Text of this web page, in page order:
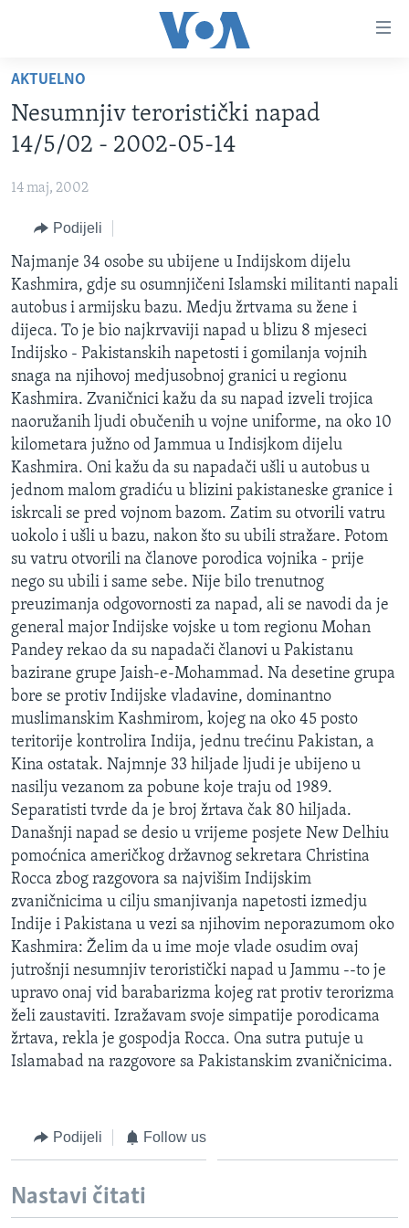
glavni
sadržaj
Pređi
na
glavnu
navigaciju
pretragu
VIDEO
VIJESTI
SJEDINJENE AMERIČKE DRŽAVE
BOSNA I HERCEGOVINA
NAUKA I TEHNOLOGIJA
SPECIJALNI PROJEKTI
KORUPCIJA
SLOBODA MEDIJA
ŽENSKA STRANA
IZBJEGLIČKA STRANA
MAGAZIN
O GLASU AMERIKE
Learning English
PRATITE NAS
Jezici
AKTUELNO
Nesumnjiv teroristički napad
14/5/02 - 2002-05-14
14 maj, 2002
Podijeli
Najmanje 34 osobe su ubijene u Indijskom dijelu
Kashmira, gdje su osumnjičeni Islamski militanti napali
autobus i armijsku bazu. Medju žrtvama su žene i
dijeca. To je bio najkrvaviji napad u blizu 8 mjeseci
Indijsko - Pakistanskih napetosti i gomilanja vojnih
snaga na njihovoj medjusobnoj granici u regionu
Kashmira. Zvaničnici kažu da su napad izveli trojica
naoružanih ljudi obučenih u vojne uniforme, na oko 10
kilometara južno od Jammua u Indisjkom dijelu
Kashmira. Oni kažu da su napadači ušli u autobus u
jednom malom gradiću u blizini pakistaneske granice i
iskrcali se pred vojnom bazom. Zatim su otvorili vatru
uokolo i ušli u bazu, nakon što su ubili stražare. Potom
su vatru otvorili na članove porodica vojnika - prije
nego su ubili i same sebe. Nije bilo trenutnog
preuzimanja odgovornosti za napad, ali se navodi da je
general major Indijske vojske u tom regionu Mohan
Pandey rekao da su napadači članovi u Pakistanu
bazirane grupe Jaish-e-Mohammad. Na desetine grupa
bore se protiv Indijske vladavine, dominantno
muslimanskim Kashmirom, kojeg na oko 45 posto
teritorije kontrolira Indija, jednu trećinu Pakistan, a
Kina ostatak. Najmnje 33 hiljade ljudi je ubijeno u
nasilju vezanom za pobune koje traju od 1989.
Separatisti tvrde da je broj žrtava čak 80 hiljada.
Današnji napad se desio u vrijeme posjete New Delhiu
pomoćnica američkog državnog sekretara Christina
Rocca zbog razgovora sa najvišim Indijskim
zvaničnicima u cilju smanjivanja napetosti izmedju
Indije i Pakistana u vezi sa njihovim neporazumom oko
Kashmira: Želim da u ime moje vlade osudim ovaj
jutrošnji nesumnjiv teroristički napad u Jammu --to je
upravo onaj vid barabarizma kojeg rat protiv terorizma
želi zaustaviti. Izražavam svoje simpatije porodicama
žrtava, rekla je gospodja Rocca. Ona sutra putuje u
Islamabad na razgovore sa Pakistanskim zvaničnicima.
Podijeli Follow us
Nastavi čitati